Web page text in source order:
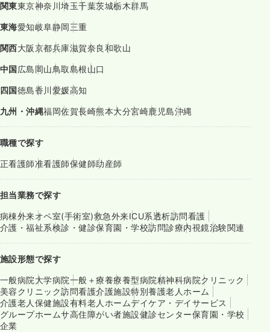
関東東京神奈川埼玉千葉茨城栃木群馬
東海愛知岐阜静岡三重
関西大阪京都兵庫滋賀奈良和歌山
中国広島岡山鳥取島根山口
四国徳島香川愛媛高知
九州・沖縄福岡佐賀長崎熊本大分宮崎鹿児島沖縄
職種で探す
正看護師准看護師保健師助産師
担当業務で探す
病棟外来オペ室(手術室)救急外来ICU系透析訪問看護
介護・福祉系検診・健診保育園・学校訪問診療内視鏡治験関連
施設形態で探す
一般病院大学病院一般＋療養療養型病院精神科病院クリニック
美容クリニック訪問看護介護施設特別養護老人ホーム
介護老人保健施設有料老人ホームデイケア・デイサービス
グループホームサ高住障がい者施設健診センター保育園・学校
企業